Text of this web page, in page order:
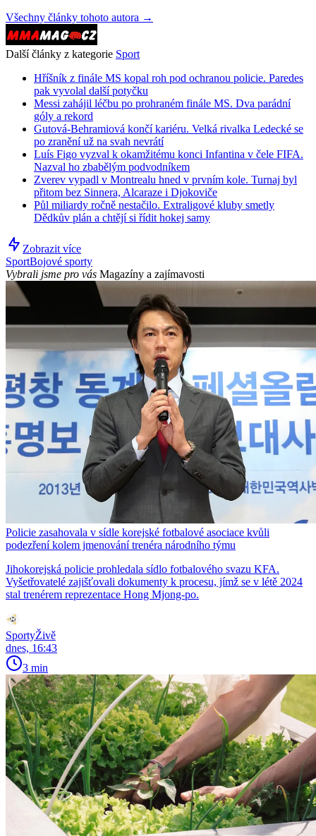
Všechny články tohoto autora →
Další články z kategorie Sport
Hříšník z finále MS kopal roh pod ochranou policie. Paredes
pak vyvolal další potyčku
Messi zahájil léčbu po prohraném finále MS. Dva parádní
góly a rekord
Gutová-Behramiová končí kariéru. Velká rivalka Ledecké se
po zranění už na svah nevrátí
Luís Figo vyzval k okamžitému konci Infantina v čele FIFA.
Nazval ho zbabělým podvodníkem
Zverev vypadl v Montrealu hned v prvním kole. Turnaj byl
přitom bez Sinnera, Alcaraze i Djokoviče
Půl miliardy ročně nestačilo. Extraligové kluby smetly
Dědkův plán a chtějí si řídit hokej samy
Zobrazit více
SportBojové sporty
Vybrali jsme pro vás Magazíny a zajímavosti
Policie zasahovala v sídle korejské fotbalové asociace kvůli
podezření kolem jmenování trenéra národního týmu
Jihokorejská policie prohledala sídlo fotbalového svazu KFA.
Vyšetřovatelé zajišťovali dokumenty k procesu, jímž se v létě 2024
stal trenérem reprezentace Hong Mjong-po.
SportyŽivě
dnes, 16:43
3 min